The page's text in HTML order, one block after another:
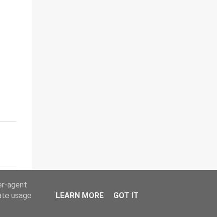
agent
usage
LEARN MORE GOT IT